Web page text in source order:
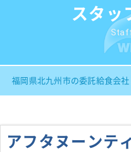
スタッ
福岡県北九州市の委託給食会
アフタヌーンテ